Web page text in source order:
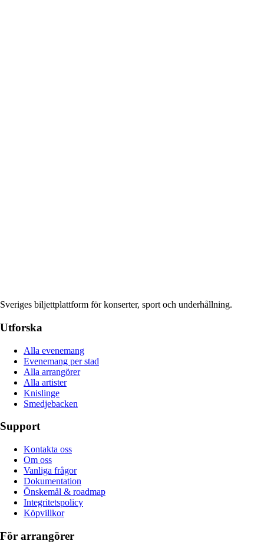
Sveriges biljettplattform för konserter, sport och underhållning.
Utforska
Alla evenemang
Evenemang per stad
Alla arrangörer
Alla artister
Knislinge
Smedjebacken
Support
Kontakta oss
Om oss
Vanliga frågor
Dokumentation
Önskemål & roadmap
Integritetspolicy
Köpvillkor
För arrangörer